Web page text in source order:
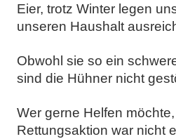
Eier, trotz Winter legen
unseren Haushalt
Obwohl sie so ein
sind die Hühner nicht
Wer gerne Helfen
Rettungsaktion war nicht